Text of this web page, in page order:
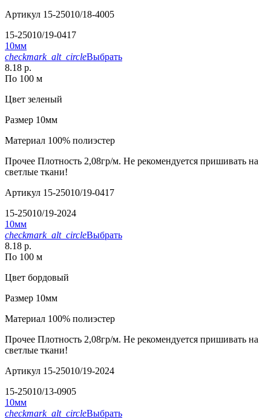
Артикул 15-25010/18-4005
15-25010/19-0417
10мм
checkmark_alt_circleВыбрать
8.18 р.
По 100 м
Цвет зеленый
Размер 10мм
Материал 100% полиэстер
Прочее Плотность 2,08гр/м. Не рекомендуется пришивать на
светлые ткани!
Артикул 15-25010/19-0417
15-25010/19-2024
10мм
checkmark_alt_circleВыбрать
8.18 р.
По 100 м
Цвет бордовый
Размер 10мм
Материал 100% полиэстер
Прочее Плотность 2,08гр/м. Не рекомендуется пришивать на
светлые ткани!
Артикул 15-25010/19-2024
15-25010/13-0905
10мм
checkmark_alt_circleВыбрать